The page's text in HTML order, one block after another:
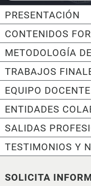
PRESENTACIÓN
CONTENIDOS
METODOLOGÍA
TRABAJOS
EQUIPO DOCENTE
ENTIDADES
SALIDAS
TESTIMONIOS Y
SOLICITA